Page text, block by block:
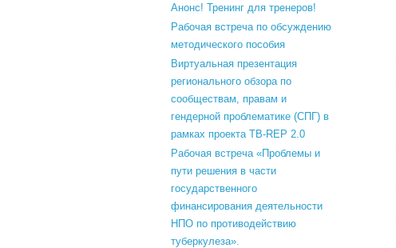
Анонс! Тренинг для тренеров!
Рабочая встреча по обсуждению
методического пособия
Виртуальная презентация
регионального обзора по
сообществам, правам и
гендерной проблематике (СПГ) в
рамках проекта TB-REP 2.0
Рабочая встреча «Проблемы и
пути решения в части
государственного
финансирования деятельности
НПО по противодействию
туберкулеза».